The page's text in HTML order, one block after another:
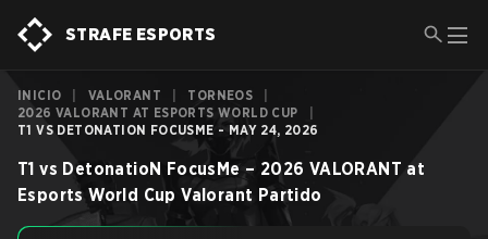
STRAFE ESPORTS
INICIO VALORANT TORNEOS
2026 VALORANT AT ESPORTS WORLD CUP
T1 VS DETONATION FOCUSME - MAY 24, 2026
T1 vs DetonatioN FocusMe – 2026 VALORANT at
Esports World Cup Valorant Partido